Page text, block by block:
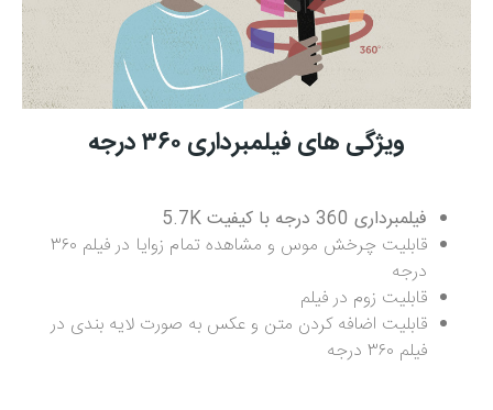
ویژگی های فیلمبرداری ۳۶۰ درجه
فیلمبرداری 360 درجه با کیفیت 5.7K
قابلیت چرخش موس و مشاهده تمام زوایا در فیلم ۳۶۰
درجه
قابلیت زوم در فیلم
قابلیت اضافه کردن متن و عکس به صورت لایه بندی در
فیلم ۳۶۰ درجه